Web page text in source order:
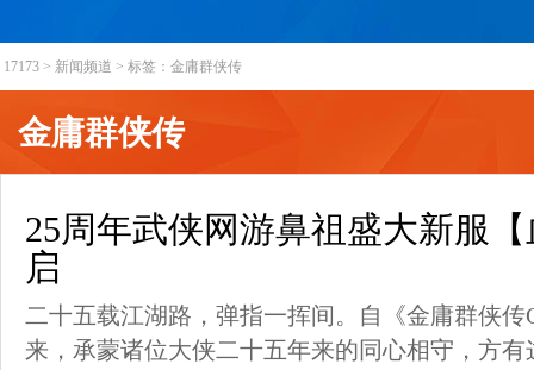
17173 > 新闻频道 > 标签：金庸群侠传
金庸群侠传
25周年武侠网游鼻祖盛大新服
启
二十五载江湖路，弹指一挥间。自《金庸群侠
来，承蒙诸位大侠二十五年来的同心相守，方